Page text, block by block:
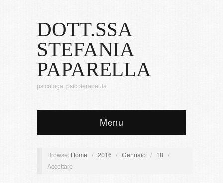
DOTT.SSA
STEFANIA
PAPARELLA
psicologa, psicoterapeuta
Menu
Browse: Home / 2016 / Gennaio / 18 /
Accettare